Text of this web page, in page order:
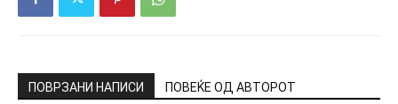
ПОВРЗАНИ НАПИСИ ПОВЕЌЕ ОД АВТОРОТ